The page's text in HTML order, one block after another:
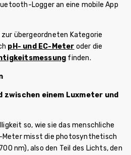
Logger an eine mobile App
übergeordneten Kategorie
pH- und EC-Meter oder die
finden.
zwischen einem Luxmeter und
so, wie sie das menschliche
Meter misst die photosynthetisch
nm), also den Teil des Lichts, den